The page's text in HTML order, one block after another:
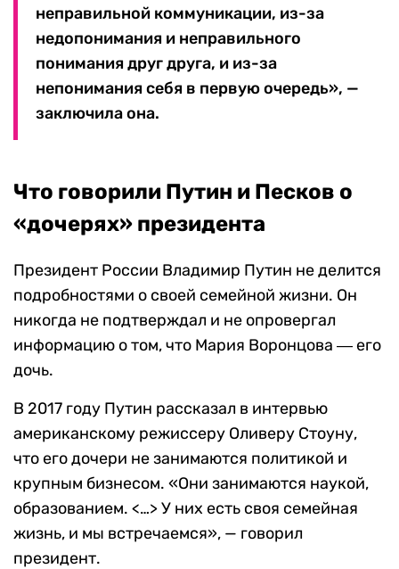
неправильной коммуникации, из-за
недопонимания и неправильного
понимания друг друга, и из-за
непонимания себя в первую очередь», —
заключила она.
Что говорили Путин и Песков о
«дочерях» президента
Президент России Владимир Путин не делится
подробностями о своей семейной жизни. Он
никогда не подтверждал и не опровергал
информацию о том, что Мария Воронцова ― его
дочь.
В 2017 году Путин рассказал в интервью
американскому режиссеру Оливеру Стоуну,
что его дочери не занимаются политикой и
крупным бизнесом. «Они занимаются наукой,
образованием. <…> У них есть своя семейная
жизнь, и мы встречаемся», — говорил
президент.